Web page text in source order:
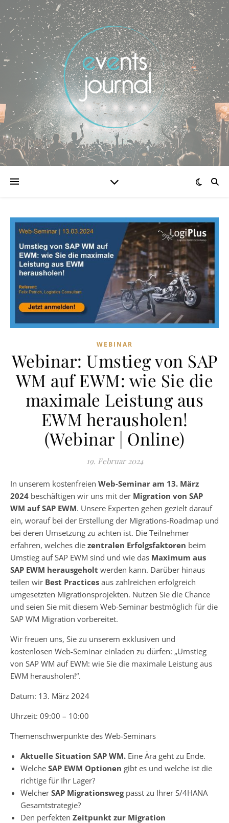
WEBINAR
Webinar: Umstieg von SAP
WM auf EWM: wie Sie die
maximale Leistung aus
EWM herausholen!
(Webinar | Online)
19. Februar 2024
In unserem kostenfreien Web-Seminar am 13. März
2024 beschäftigen wir uns mit der Migration von SAP
WM auf SAP EWM. Unsere Experten gehen gezielt darauf
ein, worauf bei der Erstellung der Migrations-Roadmap und
bei deren Umsetzung zu achten ist. Die Teilnehmer
erfahren, welches die zentralen Erfolgsfaktoren beim
Umstieg auf SAP EWM sind und wie das Maximum aus
SAP EWM herausgeholt werden kann. Darüber hinaus
teilen wir Best Practices aus zahlreichen erfolgreich
umgesetzten Migrationsprojekten. Nutzen Sie die Chance
und seien Sie mit diesem Web-Seminar bestmöglich für die
SAP WM Migration vorbereitet.
Wir freuen uns, Sie zu unserem exklusiven und
kostenlosen Web-Seminar einladen zu dürfen: „Umstieg
von SAP WM auf EWM: wie Sie die maximale Leistung aus
EWM herausholen!“.
Datum: 13. März 2024
Uhrzeit: 09:00 – 10:00
Themenschwerpunkte des Web-Seminars
Aktuelle Situation SAP WM. Eine Ära geht zu Ende.
Welche SAP EWM Optionen gibt es und welche ist die
richtige für Ihr Lager?
Welcher SAP Migrationswegpasst zu Ihrer S/4HANA
Gesamtstrategie?
Den perfekten Zeitpunkt zur Migration